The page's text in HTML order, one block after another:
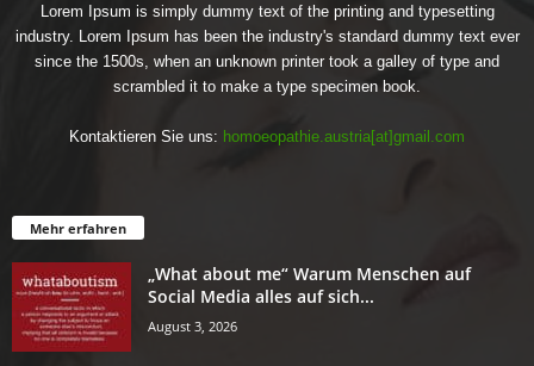
Lorem Ipsum is simply dummy text of the printing and typesetting
industry. Lorem Ipsum has been the industry's standard dummy text ever
since the 1500s, when an unknown printer took a galley of type and
scrambled it to make a type specimen book.
Kontaktieren Sie uns: homoeopathie.austria[at]gmail.com
Mehr erfahren
„What about me“ Warum Menschen auf
Social Media alles auf sich...
August 3, 2026